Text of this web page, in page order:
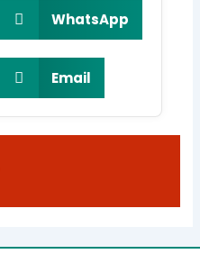
WhatsApp
Email